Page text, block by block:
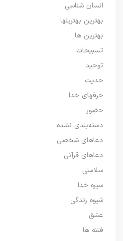
انسان شناسی
بهترین بهترینها
بهترین ها
تسبیحات
توحید
حدیث
حرفهای خدا
حضور
دسته‌بندی نشده
دعاهای شخصی
دعاهای قرآنی
سلامتی
سیره خدا
شیوه زندگی
عشق
فتنه ها